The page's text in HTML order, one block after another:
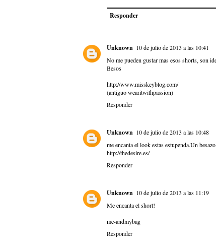
Responder
Unknown 10 de julio de 2013 a las 10:41
No me pueden gustar mas esos shorts, son
Besos
http://www.misskeyblog.com/
(antiguo wearitwithpassion)
Responder
Unknown 10 de julio de 2013 a las 10:48
me encanta el look estas estupenda.Un besazo
http://thedesire.es/
Responder
Unknown 10 de julio de 2013 a las 11:19
Me encanta el short!
me-andmybag
Responder